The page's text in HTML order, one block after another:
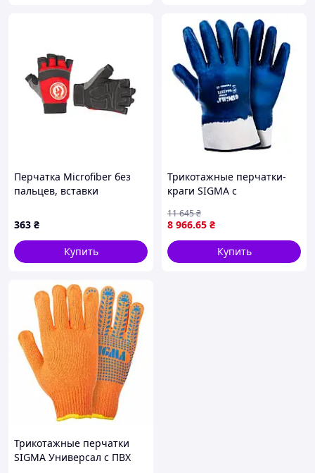
Перчатка Microfiber без
пальцев, вставки
эластичный манжет на
липучке, 9" INTERTOOL SP-
0142
363 ₴
Купить
Трикотажные перчатки-
краги SIGMA с
(размер 10, синие, кратно
120 пар)
8 966.65 ₴
11 645₴
Купить
Трикотажные перчатки
SIGMA Универсал с ПВХ